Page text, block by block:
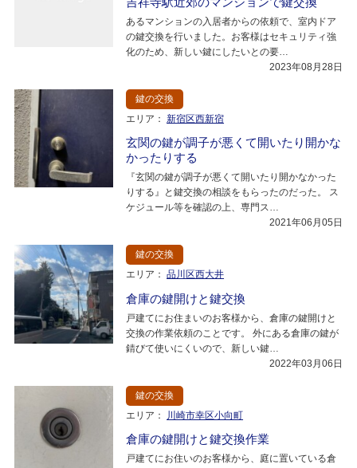
あるマンションの入居者からの依頼で、室内ドア
の鍵交換を行いました。お客様はセキュリティ強
化のため、新しい鍵にしたいとの要…
2023年08月28日
鍵の交換
エリア： 新宿区西新宿
玄関の鍵が調子が悪くて開いたり開かな
かったりする
『玄関の鍵が調子が悪くて開いたり開かなかった
りする』と鍵交換の相談をもらったのだった。 ス
ケジュール等を確認の上、専門ス…
2021年06月05日
鍵の交換
エリア： 品川区西大井
倉庫の鍵開けと鍵交換
戸建てにお住まいのお客様から、倉庫の鍵開けと
交換の作業依頼のことです。 外にある倉庫の鍵が
錆びて使いにくいので、新しい鍵…
2022年03月06日
鍵の交換
エリア：
川崎市幸区小向町
倉庫の鍵開けと鍵交換作業
戸建てにお住いのお客様から、庭に置いている倉